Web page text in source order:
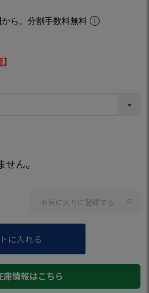
から。分割手数料無料
】
ん。
お気に入りに登録する
に入れる
庫情報はこちら